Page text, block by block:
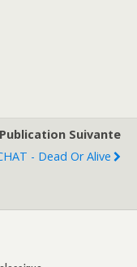
Publication Suivante
- Dead Or Alive